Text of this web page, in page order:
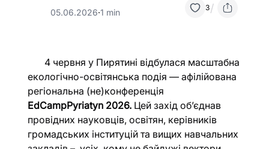
05.06.2026·1 min 3/
4 червня у Пирятині відбулася масштабна
екологічно-освітянська подія — афілійована
регіональна (не)конференція
EdCampPyriatyn 2026. Цей захід об’єднав
провідних науковців, освітян, керівників
громадських інституцій та вищих навчальних